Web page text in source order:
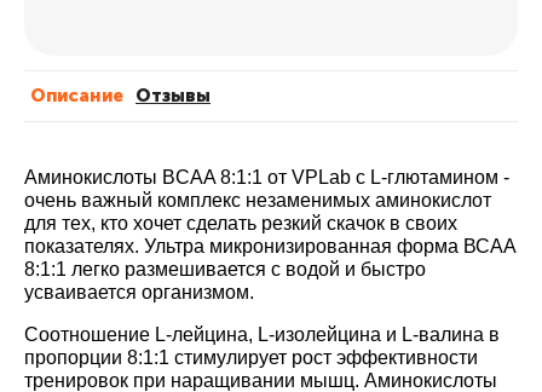
Описание Отзывы
Аминокислоты BCAA 8:1:1 от VPLab с L-глютамином -
очень важный комплекс незаменимых аминокислот
для тех, кто хочет сделать резкий скачок в своих
показателях. Ультра микронизированная форма ВСАА
8:1:1 легко размешивается с водой и быстро
усваивается организмом.
Соотношение L-лейцина, L-изолейцина и L-валина в
пропорции 8:1:1 стимулирует рост эффективности
тренировок при наращивании мышц. Аминокислоты